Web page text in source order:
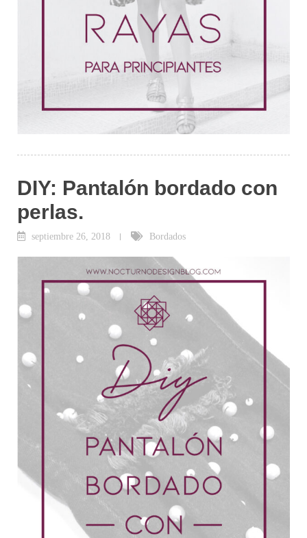
DIY: Pantalón bordado con
perlas.
septiembre 26, 2018 Bordados